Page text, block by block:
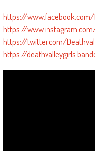
https://www.facebook.com/
https://
https://twitter.com/
https://